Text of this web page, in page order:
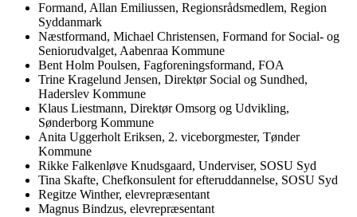
Formand, Allan Emiliussen, Regionsrådsmedlem, Region
Syddanmark
Næstformand, Michael Christensen, Formand for Social- og
Seniorudvalget, Aabenraa Kommune
Bent Holm Poulsen, Fagforeningsformand, FOA
Trine Kragelund Jensen, Direktør Social og Sundhed,
Haderslev Kommune
Klaus Liestmann, Direktør Omsorg og Udvikling,
Sønderborg Kommune
Anita Uggerholt Eriksen, 2. viceborgmester, Tønder
Kommune
Rikke Falkenløve Knudsgaard, Underviser, SOSU Syd
Tina Skafte, Chefkonsulent for efteruddannelse, SOSU Syd
Regitze Winther, elevrepræsentant
Magnus Bindzus, elevrepræsentant